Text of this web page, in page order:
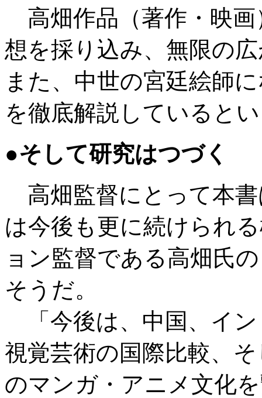
高畑作品（著作・映画
想を採り込み、無限の
また、中世の宮廷絵師
を徹底解説していると
●そして研究はつづく
高畑監督にとって本
は今後も更に続けられ
ョン監督である高畑氏
そうだ。
「今後は、中国、イ
視覚芸術の国際比較、
のマンガ・アニメ文化